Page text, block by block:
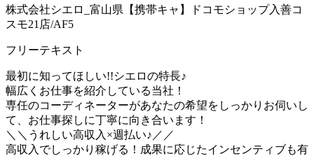
株式会社シエロ_富山県【携帯キャ】ドコモショップ入善コ
スモ21店/AF5
フリーテキスト
最初に知ってほしい!!シエロの特長♪
幅広くお仕事を紹介している当社！
専任のコーディネーターがあなたの希望をしっかりお伺いし
て、お仕事探しに丁寧に向き合います！
＼＼うれしい高収入×週払い♪／／
高収入でしっかり稼げる！成果に応じたインセンティブも有